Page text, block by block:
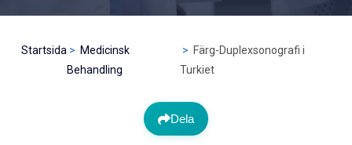
Startsida
Medicinsk
Behandling
Färg-Duplexsonografi i
Turkiet
Dela